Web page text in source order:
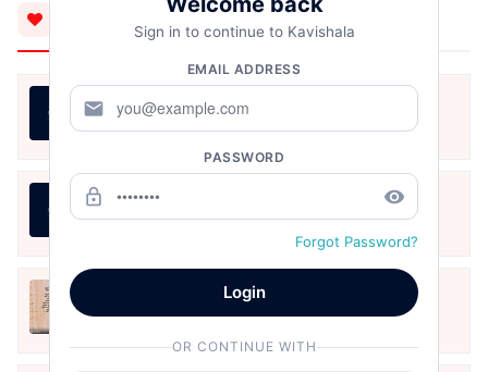
You'll Also Like
LIFE IS LIKE THAT
जीवन का रिश्ता
Sign in to continue to Kavishala
EMAIL ADDRESS
mail
PASSWORD
lock_outline remove_red_eye
Forgot Password?
Login
OR CONTINUE WITH